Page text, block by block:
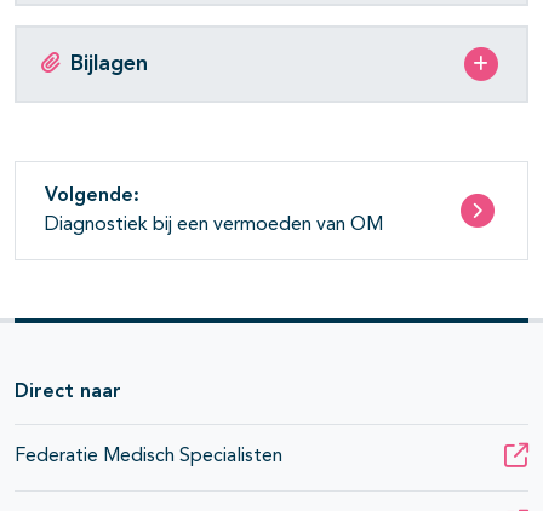
Bijlagen
Volgende:
Diagnostiek bij een vermoeden van OM
Direct naar
Federatie Medisch Specialisten